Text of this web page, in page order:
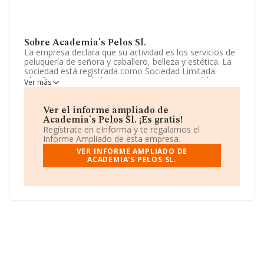
Sobre Academia's Pelos Sl.
La empresa declara que su actividad es los servicios de
peluquería de señora y caballero, belleza y estética. La
sociedad está registrada como Sociedad Limitada.
Clasifica su actividad CNAE como '%cnae%', código
9621. La sociedad no tiene actividad en mercados
La empresaAcademia's Pelos S.L, B54631999, se
encuentra en Calle Pablo Iglesias núm. 52, (03600), en el
municipio de Elda, en Alicante, Comunidad Valenciana.
Con los datos a disposición de INFORMA sobre 27.497
empresas pertenecientes al sector, a nivel nacional la
entre todas las compañías es de 31 mil euros de ventas.
Ver más
Ver el informe ampliado de
Academia's Pelos Sl. ¡Es gratis!
Regístrate en eInforma y te regalamos el
Informe Ampliado de esta empresa.
VER INFORME AMPLIADO DE
ACADEMIA'S PELOS SL.